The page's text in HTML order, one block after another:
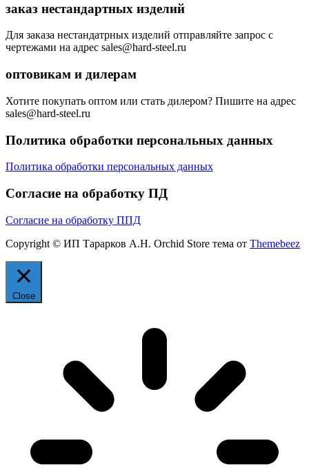
заказ нестандартных изделий
Для заказа нестандатрных изделий отправляйте запрос с
чертежами на адрес sales@hard-steel.ru
оптовикам и дилерам
Хотите покупать оптом или стать дилером? Пишите на адрес
sales@hard-steel.ru
Политика обработки персональных данных
Политика обработки персональных данных
Согласие на обработку ПД
Согласие на обработку ППД
Copyright © ИП Тарарков А.Н. Orchid Store тема от Themebeez
Close